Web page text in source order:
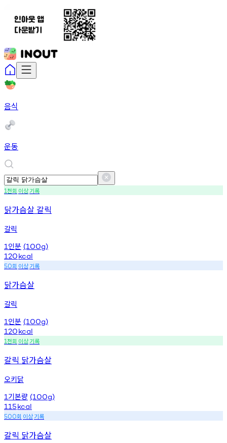
음식
운동
1천회 이상기록
닭가슴살 갈릭
갈릭
1 인분 (100g)
120kcal
50회 이상기록
닭가슴살
갈릭
1 인분 (100g)
120kcal
1천회 이상기록
갈릭 닭가슴살
오키닭
1 기본량 (100g)
115kcal
500회 이상기록
갈릭 닭가슴살